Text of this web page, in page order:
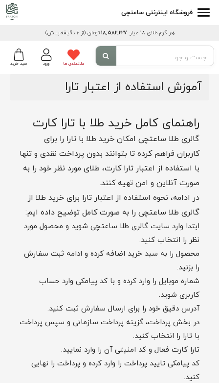
فروشگاه اینترنتی ساعتچی
هر گرم طلای 18 عیار: 18,582,227 تومان (از 6 دقیقه پیش)
سبد خرید ورود علاقمندی ها
آموزش استفاده از اعتبار تارا
راهنمای کامل خرید طلا با تارا کارت
گالری طلا ساعتچی امکان خرید طلا با تارا را برای
کاربران فراهم کرده تا بتوانند بدون پرداخت نقدی و تنها
با استفاده از اعتبار تارا کارت، طلای مورد نظر خود را به
صورت آنلاین و امن تهیه کنند.
در ادامه، نحوه استفاده از اعتبار تارا برای خرید طلا از
گالری طلا ساعتچی را به صورت کامل توضیح داده ایم:
ابتدا وارد سایت گالری طلا ساعتچی شوید و محصول مورد
نظر را انتخاب کنید.
محصول را به سبد خرید اضافه کرده و ادامه ثبت سفارش
را بزنید.
شماره موبایل را وارد کرده و با کد پیامکی وارد حساب
کاربری شوید.
آدرس دقیق خود را برای ارسال سفارش ثبت کنید.
در بخش پرداخت، گزینه پرداخت سازمانی و سپس پرداخت
با تارا را انتخاب کنید.
تارا کارت فعال و کد امنیتی آن را وارد نمایید.
کد پیامکی تایید پرداخت را وارد کرده و پرداخت را نهایی
کنید.